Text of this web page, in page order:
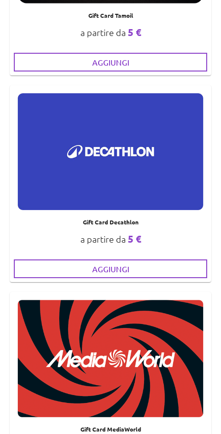
Gift Card Tamoil
a partire da 5 €
AGGIUNGI
Gift Card Decathlon
a partire da 5 €
AGGIUNGI
Gift Card MediaWorld